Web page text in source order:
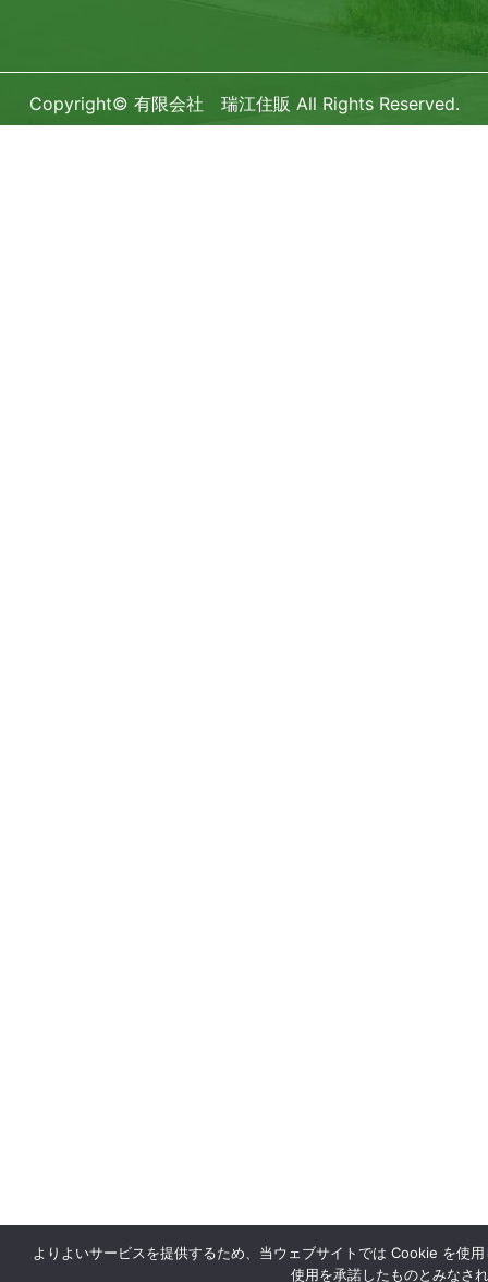
Copyright© 有限会社 瑞江住販 All Rights Reserved.
よりよいサービスを提供するため、当ウェブサイトでは Cookie を使
使用を承諾したものとみなさ